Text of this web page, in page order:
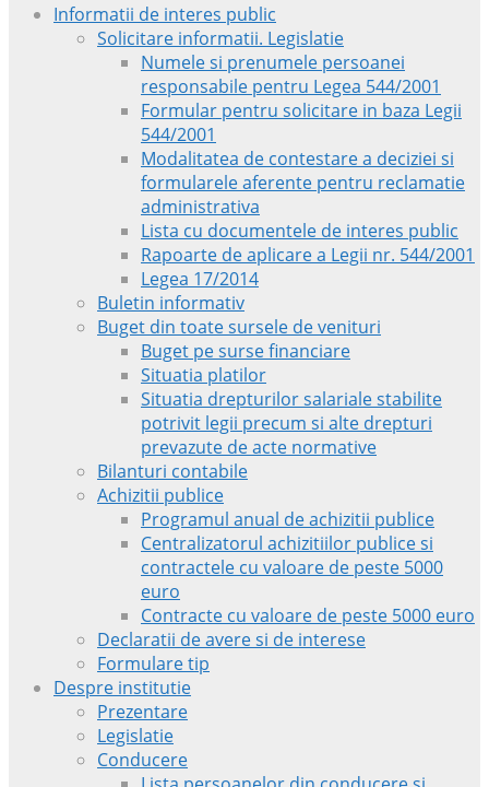
Informatii de interes public
Solicitare informatii. Legislatie
Numele si prenumele persoanei
responsabile pentru Legea 544/2001
Formular pentru solicitare in baza Legii
544/2001
Modalitatea de contestare a deciziei si
formularele aferente pentru reclamatie
administrativa
Lista cu documentele de interes public
Rapoarte de aplicare a Legii nr. 544/2001
Legea 17/2014
Buletin informativ
Buget din toate sursele de venituri
Buget pe surse financiare
Situatia platilor
Situatia drepturilor salariale stabilite
potrivit legii precum si alte drepturi
prevazute de acte normative
Bilanturi contabile
Achizitii publice
Programul anual de achizitii publice
Centralizatorul achizitiilor publice si
contractele cu valoare de peste 5000
euro
Contracte cu valoare de peste 5000 euro
Declaratii de avere si de interese
Formulare tip
Despre institutie
Prezentare
Legislatie
Conducere